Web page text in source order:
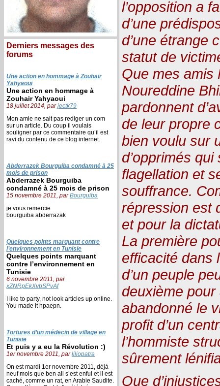
Derniers messages des
forums
Une action en hommage à Zouhair
Yahyaoui
Une action en hommage à
Zouhair Yahyaoui
18 juillet 2014, parjectk79
Mon amie ne sait pas rediger un com
sur un article. Du coup il voulais
souligner par ce commentaire qu’il est
ravi du contenu de ce blog internet.
Abderrazek Bourguiba condamné à 25
mois de prison
Abderrazek Bourguiba
condamné à 25 mois de prison
15 novembre 2011, parBourguiba
je vous remercie
bourguiba abderrazak
Quelques points marquant contre
l’environnement en Tunisie
Quelques points marquant
contre l’environnement en
Tunisie
6 novembre 2011, par
xZNRpEkXvbSPvAf
I like to party, not look articles up online.
You made it hpaepn.
Tortures d’un médecin de village en
Tunisie
Et puis y a eu la Révolution :)
1er novembre 2011, parliliopatra
On est mardi 1er novembre 2011, déjà
neuf mois que ben ali s’est enfui et il est
caché, comme un rat, en Arabie Saudite.
l’opposition a
d’une
d’une étrange
statut de
Que mes amis
Noureddine
pardonnent
de leur propre
bien voulu sur
d’opprimés
flagellation et
souffrance.
répression est
et pour la
La première
efficacité dans
d’un peuple
deuxième
abandonné le
profit d’un
l’hommiste
sûrement
Que